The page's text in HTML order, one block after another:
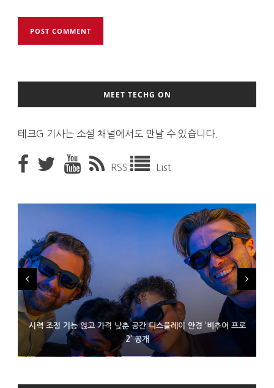
MEET TECHG ON
테크G 기사는 소셜 채널에서도 만날 수 있습니다.
RSS List
시력 조정 기능 얹고 가격 낮춘 공간 디스플레이 안경 ‘비추어 프로
2’ 공개
D램 부족에 10억달러어치 아이폰18 프로세서 패키징 대기 중
300~400달러 반지형 스피커 준비하는 오픈AI